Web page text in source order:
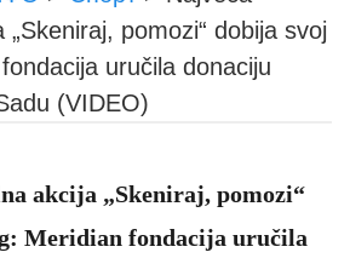
„Skeniraj, pomozi“ dobija svoj
uručila donaciju
(VIDEO)
akcija „Skeniraj, pomozi“
Meridian fondacija uručila